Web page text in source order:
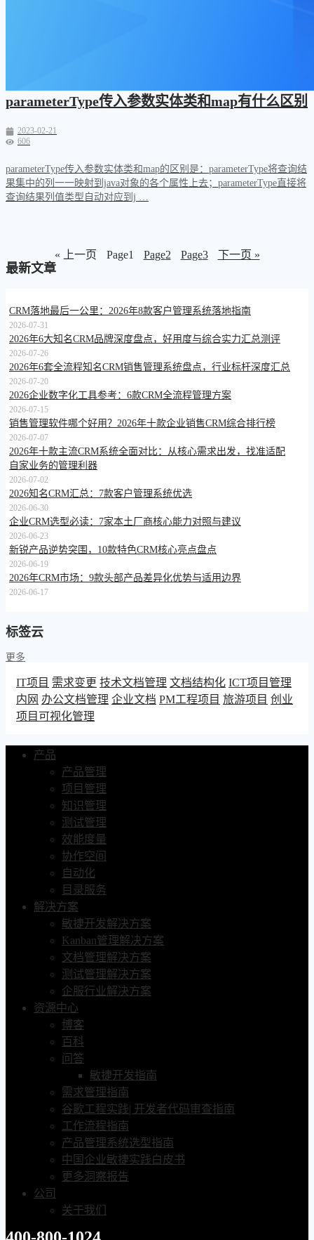
parameterType传入参数实体类和map有什么区别
2023-02-21
606
parameterType传入参数实体类和map的区别是：parameterType将查询结
果集中的列一一映射到java对象的各个属性上去；parameterType直接将
查询结果列值类型自动对应到j …
« 上一页 Page1 Page2 Page3 下一页 »
最新文章
CRM落地最后一公里：2026年8款客户管理系统落地指南
2026-07-31
2026年6大知名CRM品牌深度盘点，好用度与综合实力汇总测评
2026-07-26
2026年6套全流程知名CRM销售管理系统盘点，行业标杆深度汇总
2026-07-20
2026企业数字化工具参考：6款CRM全流程管理方案
2026-07-15
销售管理软件哪个好用？2026年十款企业销售CRM综合排行榜
2026-07-07
2026年十款主流CRM系统全面对比：从核心需求出发，找准适配
自家业务的管理利器
2026-07-02
2026知名CRM汇总：7款客户管理系统优选
2026-06-30
企业CRM选型必读：7家本土厂商核心能力对照与建议
2026-06-23
新锐产品逆势突围，10款特色CRM核心亮点盘点
2026-06-19
2026年CRM市场：9款头部产品差异化优势与适用边界
2026-06-17
标签云
更多
IT项目 需求变更 技术文档管理 文档结构化 ICT项目管理
内网 办公文档管理 企业文档 PM工程项目 旅游项目 创业
项目可视化管理
产品
产品管理
项目管理
知识管理
测试管理
效能度量
协作空间
自动化
目录服务
解决方案
敏捷开发解决方案
Kanban管理解决方案
文档管理解决方案
测试管理解决方案
企服行业解决方案
资源中心
博客
百科
问答
敏捷开发指南
需求管理指南
谷歌工程实践| 开发者代码审查指南
工作流程指南
产品管理系统选型指南
中国企业敏捷实践白皮书
更多洞察报告
公司
关于我们